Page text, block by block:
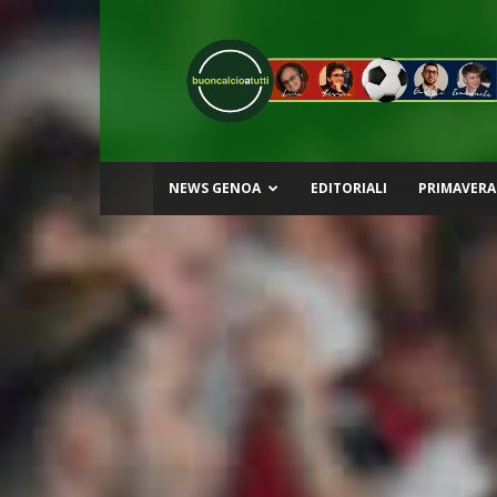
Buon
Calcio
a
Tutti
NEWS GENOA EDITORIALI PRIMAVERA